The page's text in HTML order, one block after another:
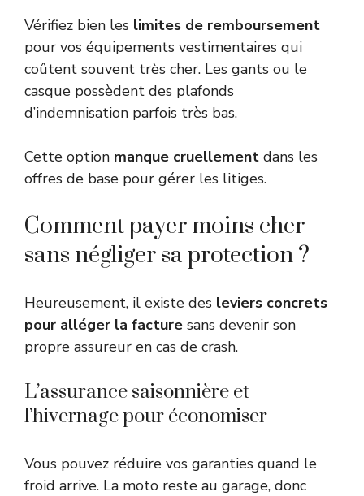
Vérifiez bien les limites de remboursement
pour vos équipements vestimentaires qui
coûtent souvent très cher. Les gants ou le
casque possèdent des plafonds
d’indemnisation parfois très bas.
Cette option manque cruellement dans les
offres de base pour gérer les litiges.
Comment payer moins cher
sans négliger sa protection ?
Heureusement, il existe des leviers concrets
pour alléger la facture sans devenir son
propre assureur en cas de crash.
L’assurance saisonnière et
l’hivernage pour économiser
Vous pouvez réduire vos garanties quand le
froid arrive. La moto reste au garage, donc